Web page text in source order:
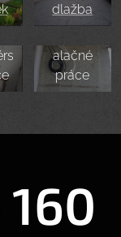
dlažba
alačné
práce